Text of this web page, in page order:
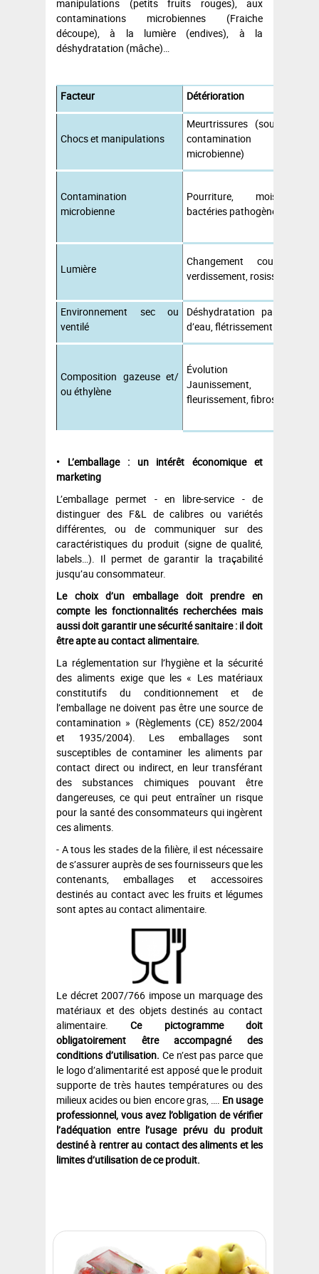
manipulations (petits fruits rouges), aux
contaminations microbiennes (Fraiche
découpe), à la lumière (endives), à la
déshydratation (mâche)…
Facteur Détérioration
Chocs et manipulations
Meurtrissures (source de
contamination
microbienne)
Contamination
microbienne
Pourriture, moisissure,
bactéries pathogènes
Lumière
Changement couleur :
verdissement, rosissement
Environnement sec ou
ventilé
Déshydratation par perte
d’eau, flétrissement
Composition gazeuse et/
ou éthylène
Évolution rapide,
Jaunissement,
fleurissement, fibrosité…
• L’emballage : un intérêt économique et
marketing
L’emballage permet - en libre-service - de
distinguer des F&L de calibres ou variétés
différentes, ou de communiquer sur des
caractéristiques du produit (signe de qualité,
labels…). Il permet de garantir la traçabilité
jusqu’au consommateur.
Le choix d’un emballage doit prendre en
compte les fonctionnalités recherchées mais
aussi doit garantir une sécurité sanitaire : il doit
être apte au contact alimentaire.
La réglementation sur l’hygiène et la sécurité
des aliments exige que les « Les matériaux
constitutifs du conditionnement et de
l’emballage ne doivent pas être une source de
contamination » (Règlements (CE) 852/2004
et 1935/2004). Les emballages sont
susceptibles de contaminer les aliments par
contact direct ou indirect, en leur transférant
des substances chimiques pouvant être
dangereuses, ce qui peut entraîner un risque
pour la santé des consommateurs qui ingèrent
ces aliments.
- A tous les stades de la filière, il est nécessaire
de s’assurer auprès de ses fournisseurs que les
contenants, emballages et accessoires
destinés au contact avec les fruits et légumes
sont aptes au contact alimentaire.
Le décret 2007/766 impose un marquage des
matériaux et des objets destinés au contact
alimentaire.Ce pictogramme doit
obligatoirement être accompagné des
conditions d’utilisation. Ce n’est pas parce que
le logo d’alimentarité est apposé que le produit
supporte de très hautes températures ou des
milieux acides ou bien encore gras, …. En usage
professionnel, vous avez l’obligation de vérifier
l’adéquation entre l’usage prévu du produit
destiné à rentrer au contact des aliments et les
limites d’utilisation de ce produit.